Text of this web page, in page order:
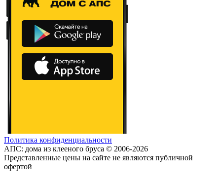
Политика конфиденциальности
АПС: дома из клееного бруса © 2006-2026
Представленные цены на сайте не являются публичной
офертой